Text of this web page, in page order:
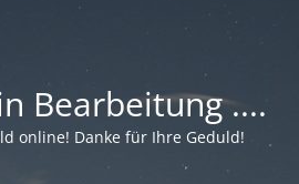
Bearbeitung ....
online! Danke für Ihre Geduld!